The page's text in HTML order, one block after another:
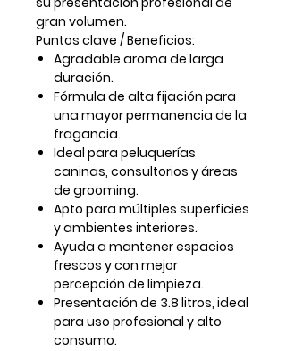
gran volumen.
Puntos clave / Beneficios:
Agradable aroma de larga
duración.
Fórmula de alta fijación para
una mayor permanencia de la
fragancia.
Ideal para peluquerías
caninas, consultorios y áreas
de grooming.
Apto para múltiples superficies
y ambientes interiores.
Ayuda a mantener espacios
frescos y con mejor
percepción de limpieza.
Presentación de 3.8 litros, ideal
para uso profesional y alto
consumo.